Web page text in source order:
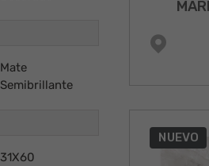
Mate
Semibrillante
31X60
NUEVO